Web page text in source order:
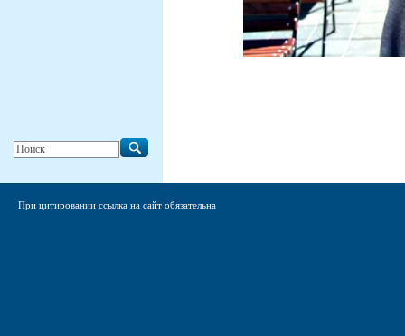
При цитировании ссылка на сайт обязательна